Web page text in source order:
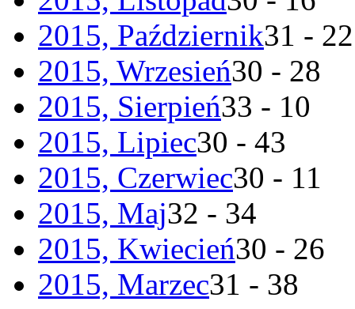
2015, Październik31 - 22
2015, Wrzesień30 - 28
2015, Sierpień33 - 10
2015, Lipiec30 - 43
2015, Czerwiec30 - 11
2015, Maj32 - 34
2015, Kwiecień30 - 26
2015, Marzec31 - 38